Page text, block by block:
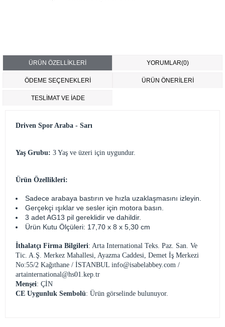
ÜRÜN ÖZELLIKLERI YORUMLAR(0)
ÖDEME SEÇENEKLERI ÜRÜN ÖNERILERI
TESLİMAT VE İADE
Driven Spor Araba - Sarı
Yaş Grubu: 3 Yaş ve üzeri için uygundur.
Ürün Özellikleri:
Sadece arabaya bastırın ve hızla uzaklaşmasını izleyin.
Gerçekçi ışıklar ve sesler için motora basın.
3 adet AG13 pil gereklidir ve dahildir.
Ürün Kutu Ölçüleri: 17,70 x 8 x 5,30 cm
İthalatçı Firma Bilgileri: Arta International Teks. Paz. San. Ve
Tic. A.Ş. Merkez Mahallesi, Ayazma Caddesi, Demet İş Merkezi
No:55/2 Kağıthane / İSTANBUL info@isabelabbey.com /
artainternational@hs01.kep.tr
Menşei: ÇİN
CE Uygunluk Sembolü: Ürün görselinde bulunuyor.